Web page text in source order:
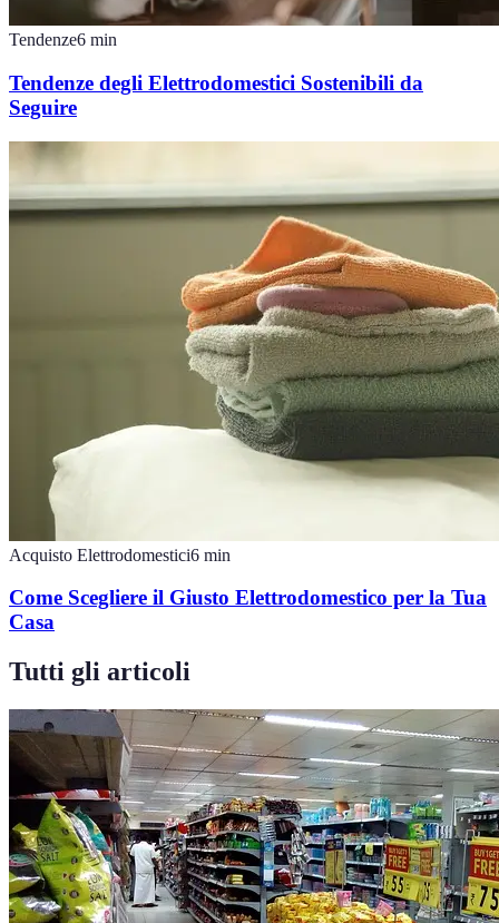
Tendenze6 min
Tendenze degli Elettrodomestici Sostenibili da
Seguire
Acquisto Elettrodomestici6 min
Come Scegliere il Giusto Elettrodomestico per la Tua
Casa
Tutti gli articoli